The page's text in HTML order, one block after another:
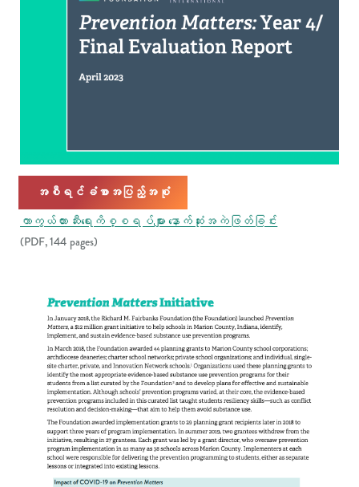
အစီရင်ခံစာအပြည့်အစုံ
ကာကွယ်တားဆီးရေးကိစ္စရပ်များ နောက်ဆုံးအကဲဖြတ်ခြင်း
(PDF, 144 pages)